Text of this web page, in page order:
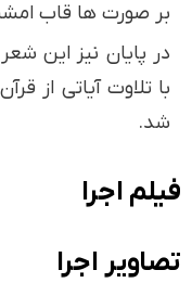
بر صورت ها قاب
در پایان نیز این
با تلاوت آیاتی از
شد.
فیلم اجرا
تصاویر اجرا